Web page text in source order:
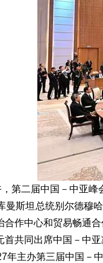
第二届中国－中亚
曼斯坦总统别尔德穆
合作中心和贸易畅通
首共同出席中国－中
年主办第三届中国－